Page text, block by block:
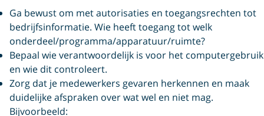
Ga bewust om met autorisaties en toegangsrechten tot
bedrijfsinformatie. Wie heeft toegang tot welk
onderdeel/programma/apparatuur/ruimte?
Bepaal wie verantwoordelijk is voor het computergebruik
en wie dit controleert.
Zorg dat je medewerkers gevaren herkennen en maak
duidelijke afspraken over wat wel en niet mag.
Bijvoorbeeld: